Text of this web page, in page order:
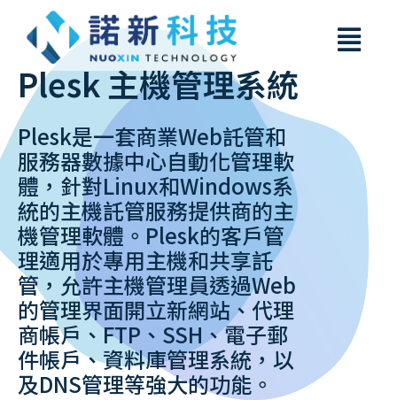
Plesk 主機管理系統
Plesk是一套商業Web託管和
服務器數據中心自動化管理軟
體，針對Linux和Windows系
統的主機託管服務提供商的主
機管理軟體。Plesk的客戶管
理適用於專用主機和共享託
管，允許主機管理員透過Web
的管理界面開立新網站、代理
商帳戶、FTP、SSH、電子郵
件帳戶、資料庫管理系統，以
及DNS管理等強大的功能。